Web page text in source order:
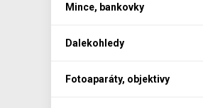
Mince, bankovky
Dalekohledy
Fotoaparáty, objektivy